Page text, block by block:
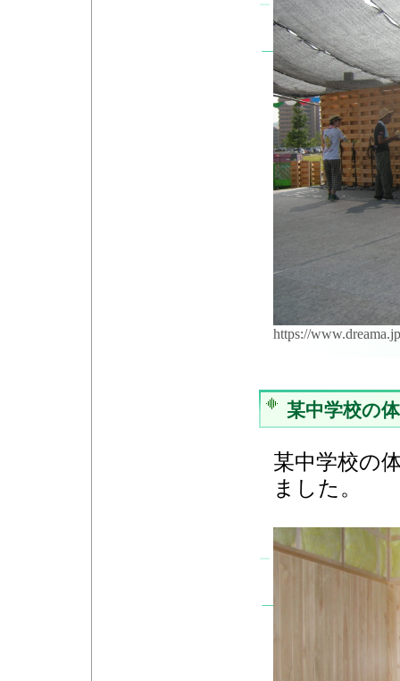
https://
某中学校の
某中学校の
ました。